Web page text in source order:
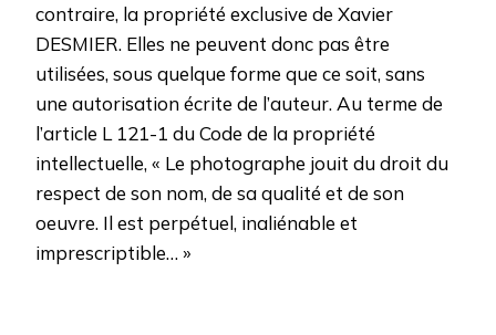
contraire, la propriété exclusive de Xavier
DESMIER. Elles ne peuvent donc pas être
utilisées, sous quelque forme que ce soit, sans
une autorisation écrite de l’auteur. Au terme de
l’article L 121-1 du Code de la propriété
intellectuelle, « Le photographe jouit du droit du
respect de son nom, de sa qualité et de son
oeuvre. Il est perpétuel, inaliénable et
imprescriptible… »